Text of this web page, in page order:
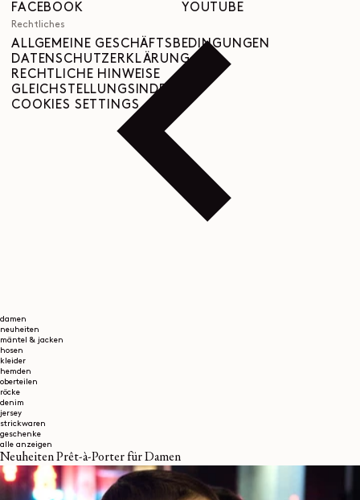
damen
neuheiten
mäntel & jacken
hosen
kleider
hemden
oberteilen
röcke
denim
jersey
strickwaren
geschenke
alle anzeigen
Neuheiten Prêt-à-Porter für Damen
FACEBOOK
YOUTUBE
Rechtliches
ALLGEMEINE GESCHÄFTSBEDINGUNGEN
DATENSCHUTZERKLÄRUNG
RECHTLICHE HINWEISE
GLEICHSTELLUNGSINDEX
COOKIES SETTINGS